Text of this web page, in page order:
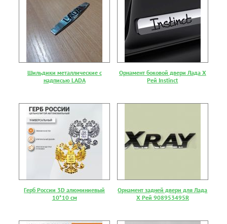
Шильдики металлические с
надписью LADA
Орнамент боковой двери Лада Х
Рей Instinct
Герб России 3D алюминиевый
10*10 см
Орнамент задней двери для Лада
Х Рей 908953495R